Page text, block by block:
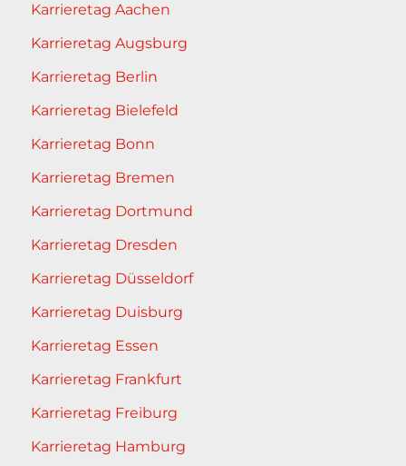
Karrieretag Aachen
Karrieretag Augsburg
Karrieretag Berlin
Karrieretag Bielefeld
Karrieretag Bonn
Karrieretag Bremen
Karrieretag Dortmund
Karrieretag Dresden
Karrieretag Düsseldorf
Karrieretag Duisburg
Karrieretag Essen
Karrieretag Frankfurt
Karrieretag Freiburg
Karrieretag Hamburg